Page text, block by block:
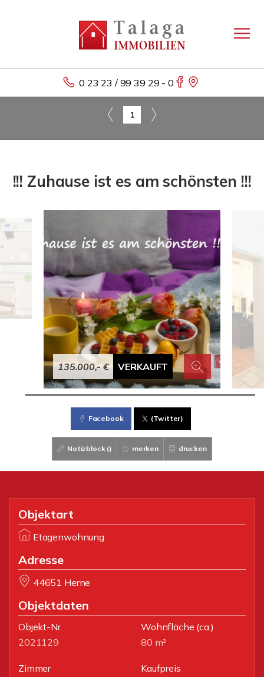
0 23 23 / 99 39 29 - 0
1
!!! Zuhause ist es am schönsten !!!
135.000,- € VERKAUFT
Facebook (Twitter)
Notizblock () merken drucken
Objektart
Etagenwohnung
Adresse
44651 Herne
Objektdaten
Objekt-Nr.
2021129
Wohnfläche (ca.)
80 m²
Zimmer
Kaufpreis